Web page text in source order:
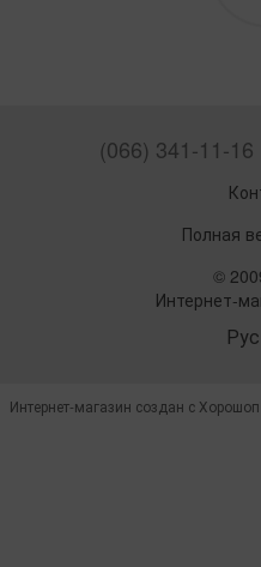
(066) 341-11-16
Полная
©
Интернет-
Рус
Интернет-магазин создан с Хорошоп